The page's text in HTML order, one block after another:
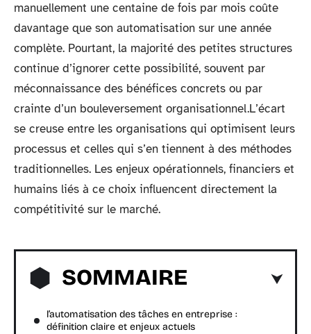
manuellement une centaine de fois par mois coûte
davantage que son automatisation sur une année
complète. Pourtant, la majorité des petites structures
continue d’ignorer cette possibilité, souvent par
méconnaissance des bénéfices concrets ou par
crainte d’un bouleversement organisationnel.L’écart
se creuse entre les organisations qui optimisent leurs
processus et celles qui s’en tiennent à des méthodes
traditionnelles. Les enjeux opérationnels, financiers et
humains liés à ce choix influencent directement la
compétitivité sur le marché.
SOMMAIRE
l’automatisation des tâches en entreprise :
définition claire et enjeux actuels